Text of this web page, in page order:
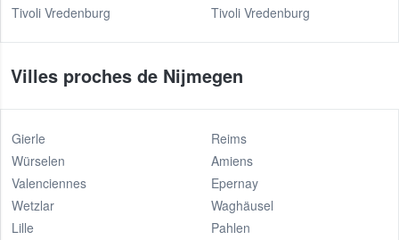
Tivoli Vredenburg
Tivoli Vredenburg
Villes proches de Nijmegen
Gierle
Würselen
Valenciennes
Wetzlar
Lille
Reims
Amiens
Epernay
Waghäusel
Pahlen